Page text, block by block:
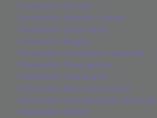
Preventivo Cucine
Preventivo Salotti e divani
Preventivo Zona notte
Preventivo Bagno
Preventivo Credenze e specchi
Preventivo Zona giorno
Preventivo Camerette
Preventivo Reti e materassi
Preventivo Complementi d’arredo
Preventivo Ufficio